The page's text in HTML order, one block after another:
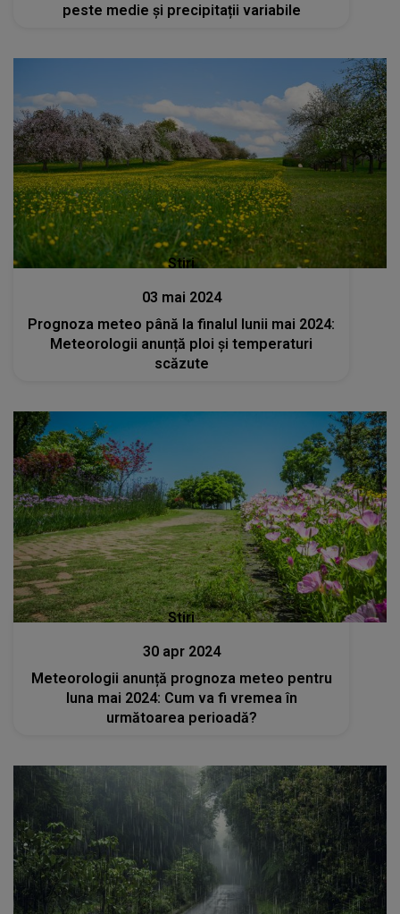
peste medie și precipitații variabile
Stiri
03 mai 2024
Prognoza meteo până la finalul lunii mai 2024:
Meteorologii anunță ploi și temperaturi
scăzute
Stiri
30 apr 2024
Meteorologii anunță prognoza meteo pentru
luna mai 2024: Cum va fi vremea în
următoarea perioadă?